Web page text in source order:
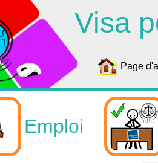
Visa
Page
Emploi